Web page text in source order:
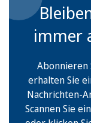
immer
Abonnieren
erhalten Sie
Nachrichten-
Scannen Sie